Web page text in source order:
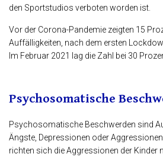
den Sportstudios verboten worden ist.
Vor der Corona-Pandemie zeigten 15
Auffälligkeiten, nach dem ersten
Im Februar 2021 lag die Zahl bei 30
Psychosomatische
Psychosomatische Beschwerden sind
Ängste, Depressionen oder
richten sich die Aggressionen der Kinder